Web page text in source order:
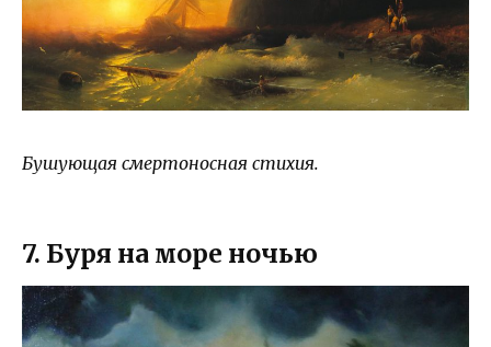
Бушующая смертоносная стихия.
7. Буря на море ночью